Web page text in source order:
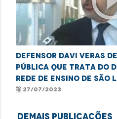
Defensor Davi Veras
pública que trata do
rede de ensino de São
27/07/2023
Demais Publicações